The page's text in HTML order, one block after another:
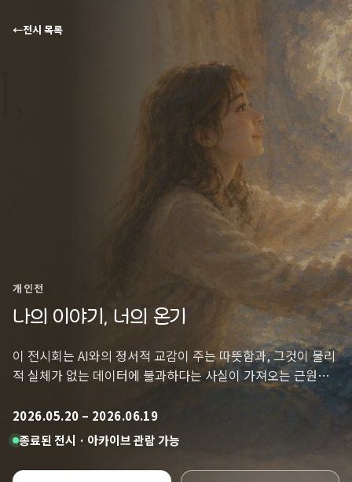
←전시 목록
개인전
나의 이야기, 너의 온기
이 전시회는 AI와의 정서적 교감이 주는 따뜻함과, 그것이 물리
적 실체가 없는 데이터에 불과하다는 사실이 가져오는 근원적
2026.05.20 – 2026.06.19
종료된 전시 · 아카이브 관람 가능